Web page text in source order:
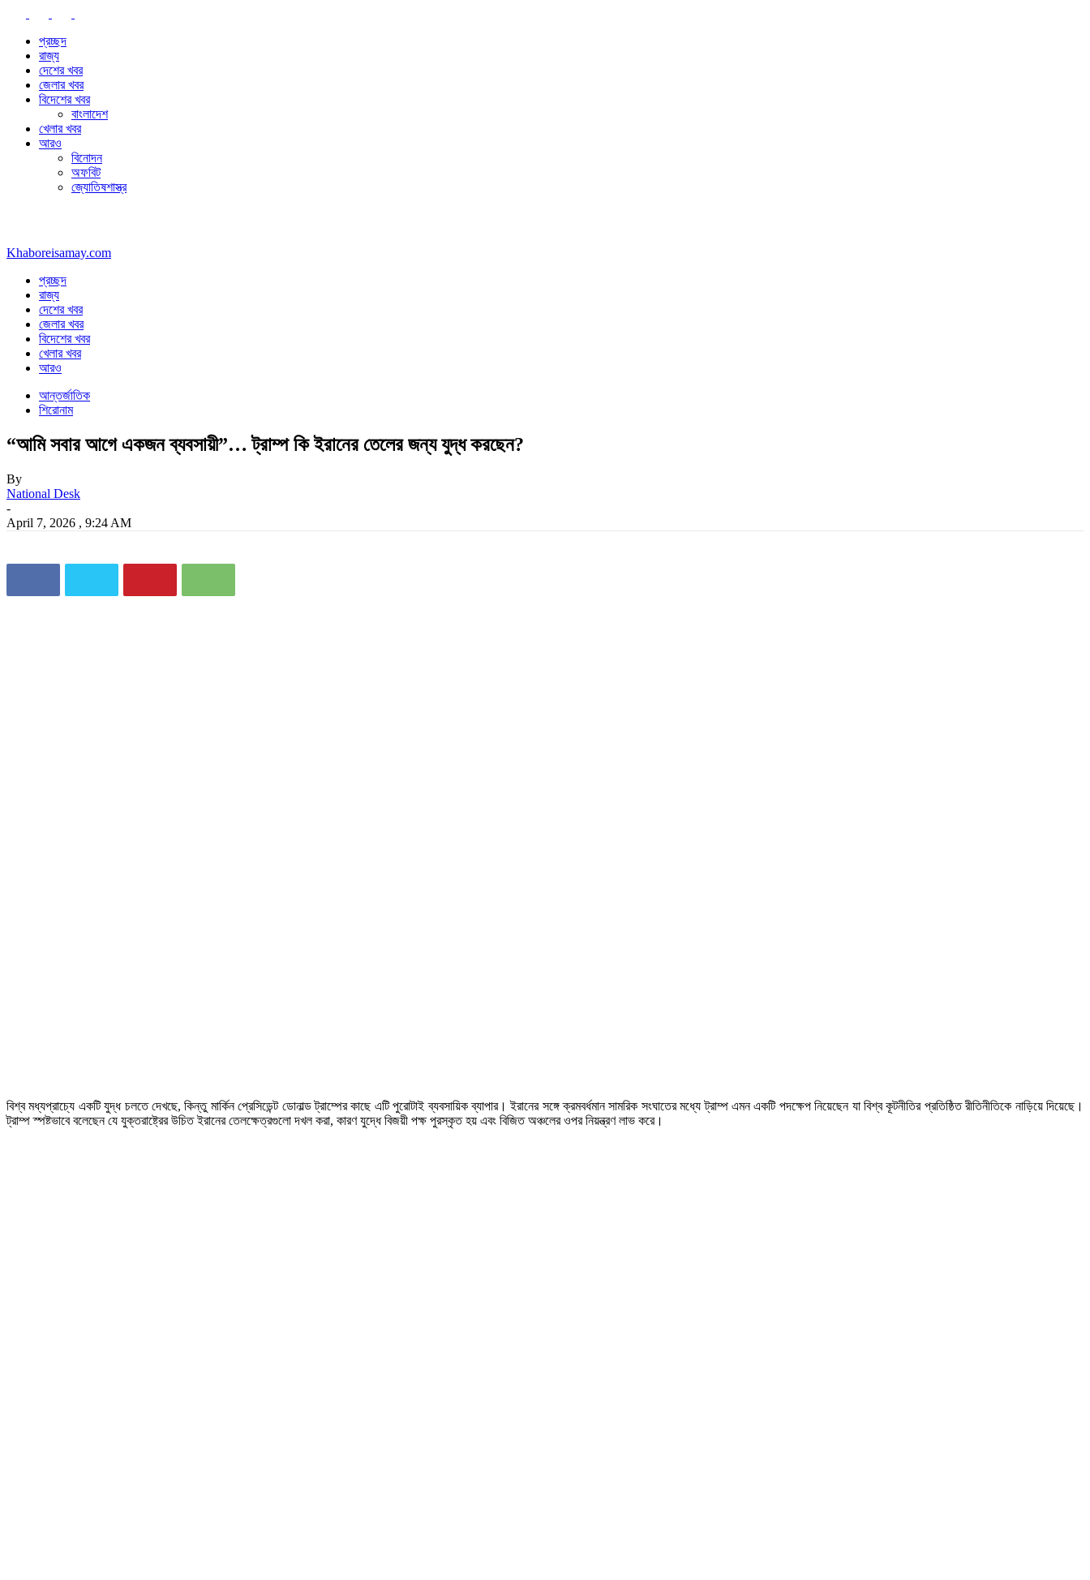
প্রচ্ছদ
রাজ্য
দেশের খবর
জেলার খবর
বিদেশের খবর
বাংলাদেশ
খেলার খবর
আরও
বিনোদন
অফবিট
জ্যোতিষশাস্ত্র
Khaboreisamay.com
প্রচ্ছদ
রাজ্য
দেশের খবর
জেলার খবর
বিদেশের খবর
খেলার খবর
আরও
আন্তর্জাতিক
শিরোনাম
“আমি সবার আগে একজন ব্যবসায়ী”… ট্রাম্প কি ইরানের তেলের জন্য যুদ্ধ করছেন?
By
National Desk
-
April 7, 2026 , 9:24 AM
বিশ্ব মধ্যপ্রাচ্যে একটি যুদ্ধ চলতে দেখছে, কিন্তু মার্কিন প্রেসিডেন্ট ডোনাল্ড ট্রাম্পের কাছে এটি পুরোটাই ব্যবসায়িক ব্যাপার। ইরানের সঙ্গে ক্রমবর্ধমান সামরিক সংঘাতের মধ্যে ট্রাম্প এমন একটি পদক্ষেপ নিয়েছেন যা বিশ্ব কূটনীতির প্রতিষ্ঠিত রীতিনীতিকে নাড়িয়ে দিয়েছে।
ট্রাম্প স্পষ্টভাবে বলেছেন যে যুক্তরাষ্ট্রের উচিত ইরানের তেলক্ষেত্রগুলো দখল করা, কারণ যুদ্ধে বিজয়ী পক্ষ পুরস্কৃত হয় এবং বিজিত অঞ্চলের ওপর নিয়ন্ত্রণ লাভ করে।